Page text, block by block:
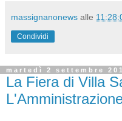
massignanonews alle
Condividi
martedì 2 settembre
La Fiera di Villa